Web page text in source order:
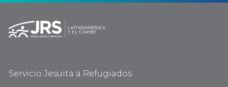
Servicio Jesuita a Refugiados